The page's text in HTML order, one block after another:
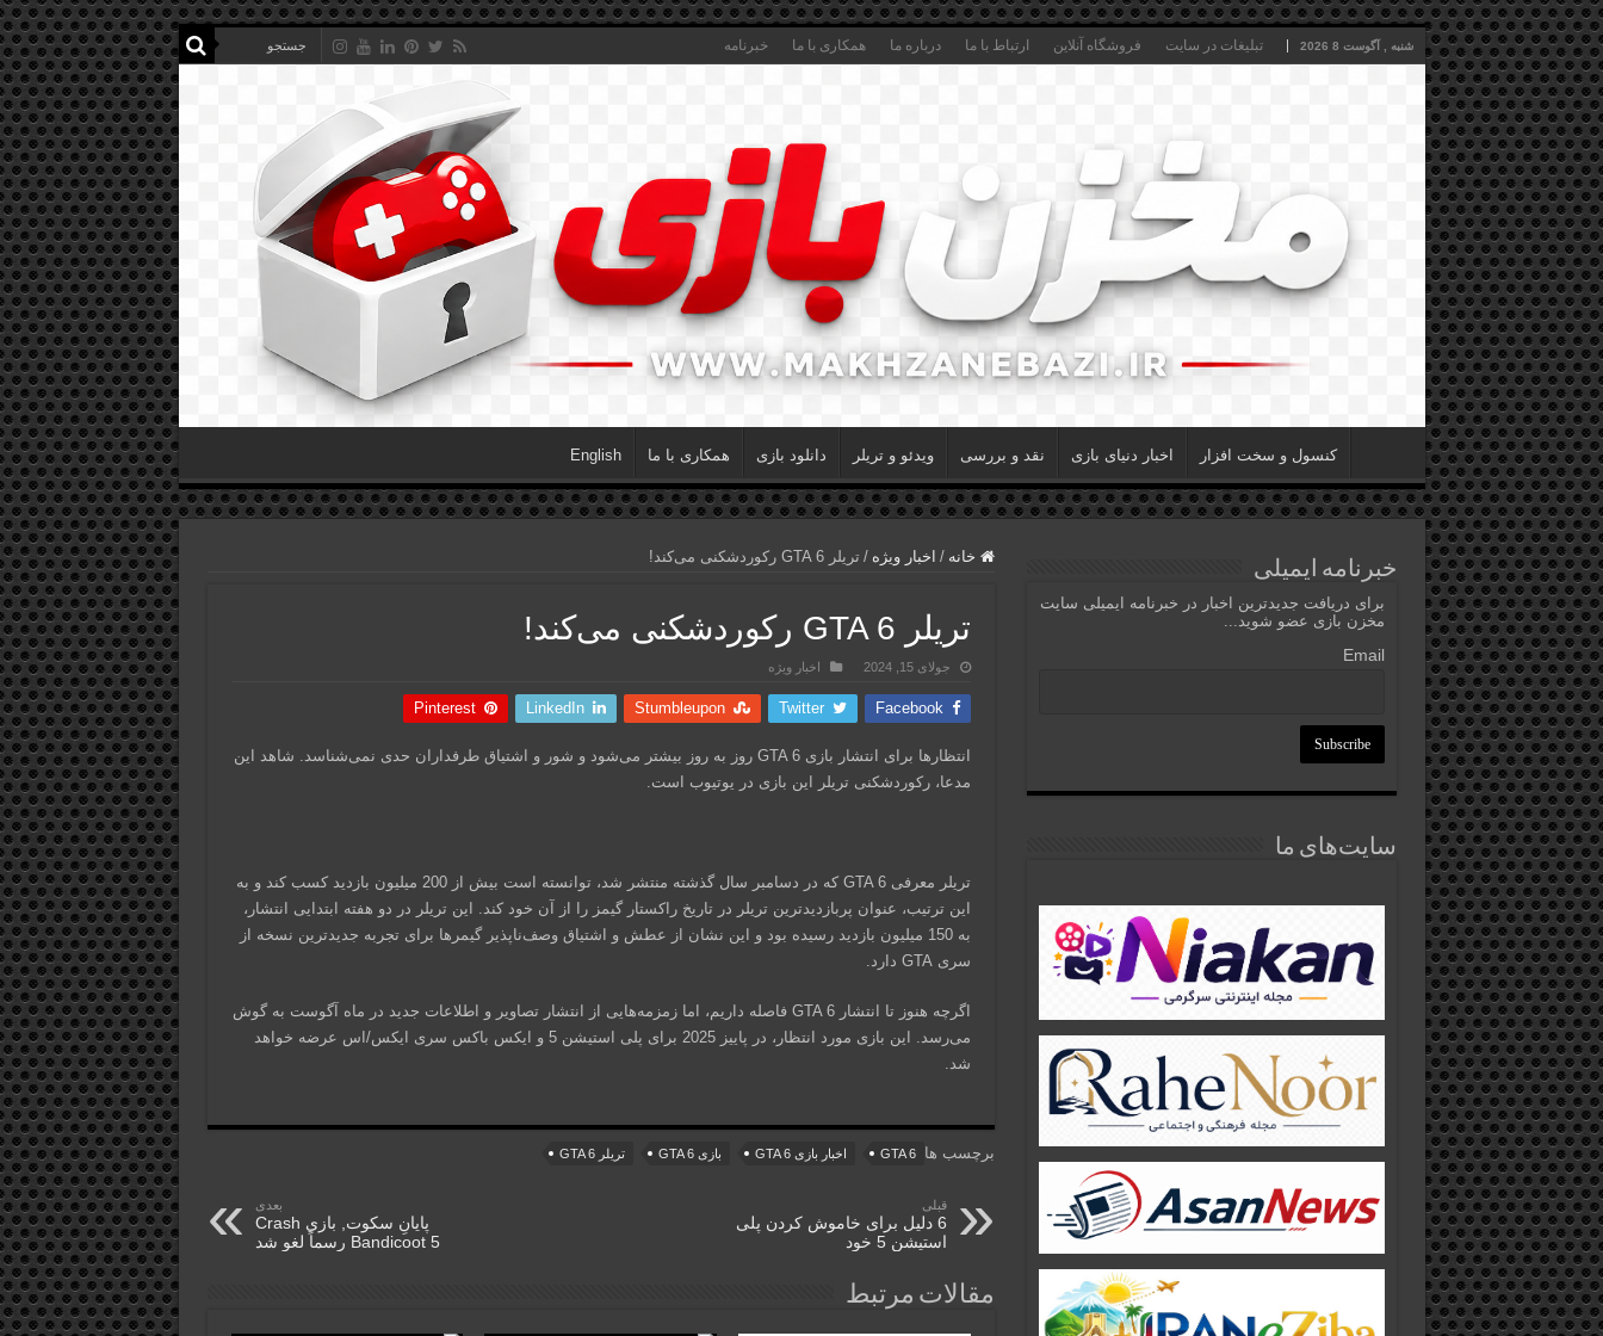
شنبه , آگوست 8 2026 تبلیغات در سایت فروشگاه آنلاین ارتباط با ما درباره ما همکاری با ما خبرنامه
کنسول و سخت افزار اخبار دنیای بازی نقد و بررسی ویدئو و تریلر دانلود بازی همکاری با ما English
خانه / اخبار ویژه / تریلر GTA 6 رکوردشکنی می‌کند!
تریلر GTA 6 رکوردشکنی می‌کند!
جولای 15, 2024 اخبار ویژه
Facebook
Twitter
Stumbleupon
LinkedIn
Pinterest
انتظارها برای انتشار بازی GTA 6 روز به روز بیشتر می‌شود و شور و اشتیاق طرفداران حدی نمی‌شناسد. شاهد این
مدعا، رکوردشکنی تریلر این بازی در یوتیوب است.
تریلر معرفی GTA 6 که در دسامبر سال گذشته منتشر شد، توانسته است بیش از 200 میلیون بازدید کسب کند و به
این ترتیب، عنوان پربازدیدترین تریلر در تاریخ راکستار گیمز را از آن خود کند. این تریلر در دو هفته ابتدایی انتشار،
به 150 میلیون بازدید رسیده بود و این نشان از عطش و اشتیاق وصف‌ناپذیر گیمرها برای تجربه جدیدترین نسخه از
سری GTA دارد.
اگرچه هنوز تا انتشار GTA 6 فاصله داریم، اما زمزمه‌هایی از انتشار تصاویر و اطلاعات جدید در ماه آگوست به گوش
می‌رسد. این بازی مورد انتظار، در پاییز 2025 برای پلی استیشن 5 و ایکس باکس سری ایکس/اس عرضه خواهد
شد.
برچسب ها GTA 6 اخبار بازی GTA 6 بازی GTA 6 تریلر GTA 6
قبلی
6 دلیل برای خاموش کردن پلی
استیشن 5 خود
بعدی
پایانِ سکوت, بازی Crash
Bandicoot 5 رسماً لغو شد
مقالات مرتبط
خبرنامه ایمیلی
برای دریافت جدیدترین اخبار در خبرنامه ایمیلی سایت
مخزن بازی عضو شوید...
Email
سایت‌های ما